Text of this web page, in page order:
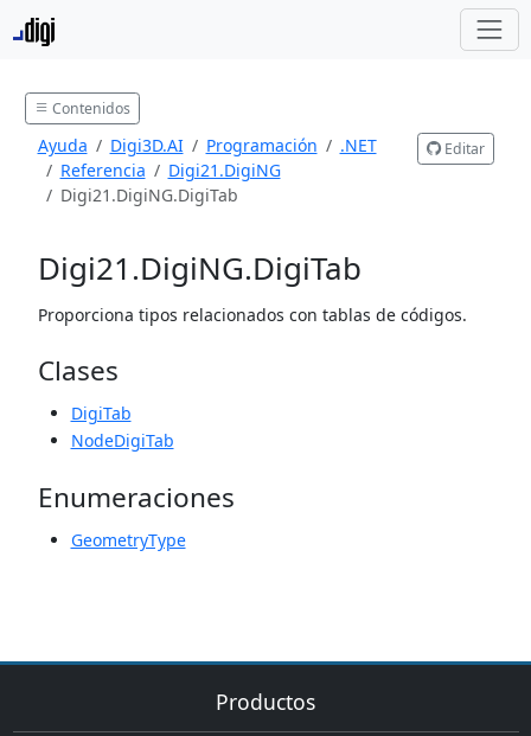
Contenidos
Ayuda Digi3D.AI Programación
.NET
Referencia
Digi21.DigiNG
Digi21.DigiNG.DigiTab
Editar
Digi21.DigiNG.DigiTab
Proporciona tipos relacionados con tablas de códigos.
Clases
DigiTab
NodeDigiTab
Enumeraciones
GeometryType
Productos